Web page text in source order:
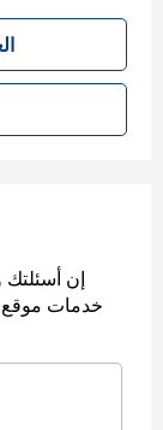
إن أسئلتك
خدمات موقع